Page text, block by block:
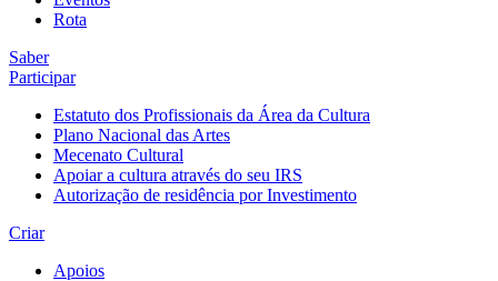
Rota
Saber
Participar
Estatuto dos Profissionais da Área da Cultura
Plano Nacional das Artes
Mecenato Cultural
Apoiar a cultura através do seu IRS
Autorização de residência por Investimento
Criar
Apoios